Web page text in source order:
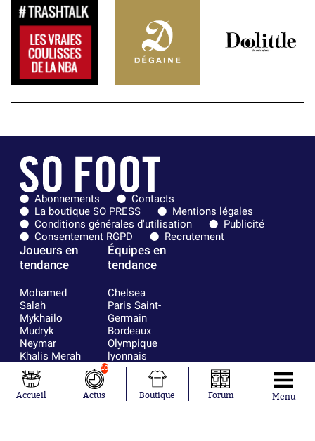
Abonnements
Contacts
La boutique SO PRESS
Mentions légales
Conditions générales d'utilisation
Publicité
Consentement RGPD
Recrutement
Joueurs en
tendance
Mohamed
Salah
Mykhailo
Mudryk
Neymar
Khalis Merah
Loïs Openda
Moussa
Niakhaté
Équipes en
tendance
Chelsea
Paris Saint-
Germain
Bordeaux
Olympique
lyonnais
FIFA
Real Madrid
RC Strasbourg
Accueil
10
Actus Boutique Forum Menu